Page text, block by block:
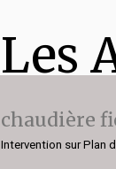
Les
chaudière
Intervention sur Plan